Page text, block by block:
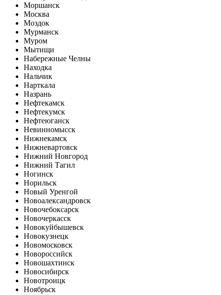
Моршанск
Москва
Моздок
Мурманск
Муром
Мытищи
Набережные Челны
Находка
Нальчик
Нарткала
Назрань
Нефтекамск
Нефтекумск
Нефтеюганск
Невинномысск
Нижнекамск
Нижневартовск
Нижний Новгород
Нижний Тагил
Ногинск
Норильск
Новый Уренгой
Новоалександровск
Новочебоксарск
Новочеркасск
Новокуйбышевск
Новокузнецк
Новомосковск
Новороссийск
Новошахтинск
Новосибирск
Новотроицк
Ноябрьск